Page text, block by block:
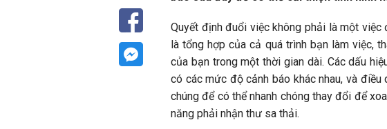
Quyết định đuổi việc không phải là một
là tổng hợp của cả quá trình bạn làm việc,
của bạn trong một thời gian dài. Các dấu
có các mức độ cảnh báo khác nhau, và
chúng để có thể nhanh chóng thay đổi để
năng phải nhận thư sa thải.